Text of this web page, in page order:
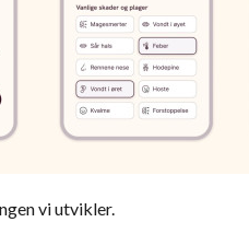
vi utvikler.